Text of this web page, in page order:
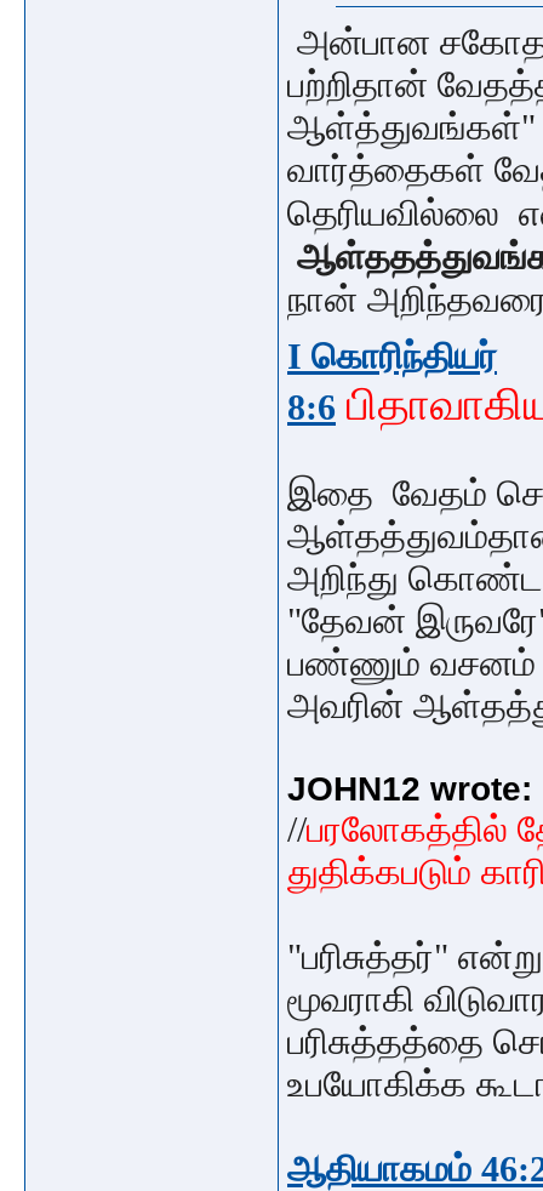
அன்பான
பற்றிதான்
ஆள்த்துவங்கள்"
வார்த்தைகள்
தெரியவில்லை
நான்
I கொரிந்தியர்
8:6
இதை வேதம்
அறிந்து
"தேவன்
பண்ணும் வசனம்
அவரின்
JOHN12 wrote:
//பரலோகத்தில்
துதிக்கபடும்
"பரிசுத்தர்"
மூவராகி
பரிசுத்தத்தை
உபயோகிக்க
ஆதியாகமம்